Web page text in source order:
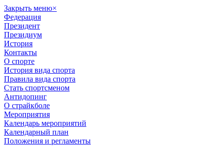
Закрыть меню×
Федерация
Президент
Президиум
История
Контакты
О спорте
История вида спорта
Правила вида спорта
Стать спортсменом
Антидопинг
О страйкболе
Мероприятия
Календарь мероприятий
Календарный план
Положения и регламенты